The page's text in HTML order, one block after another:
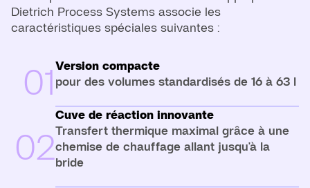
Dietrich Process Systems associe les
caractéristiques spéciales suivantes :
01Version compacte
pour des volumes standardisés de 16 à 63 l
02
Cuve de réaction innovante
Transfert thermique maximal grâce à une
chemise de chauffage allant jusqu'à la
bride